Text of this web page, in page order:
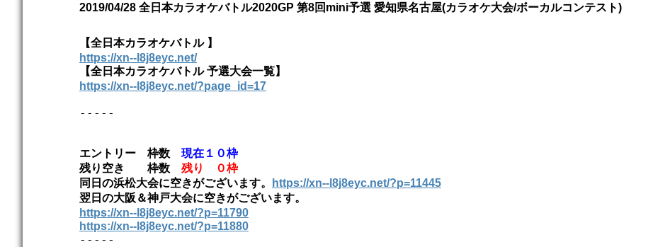
2019/04/28 全日本カラオケバトル2020GP 第8回mini予選 愛知県名古屋(カラオケ大会/ボーカルコンテスト)
【全日本カラオケバトル 】
https://xn--l8j8eyc.net/
【全日本カラオケバトル 予選大会一覧】
https://xn--l8j8eyc.net/?page_id=17
エントリー　枠数 現在１０枠
残り空き　　枠数 残り　０枠
同日の浜松大会に空きがございます。
https://xn--l8j8eyc.net/?p=11445
https://xn--l8j8eyc.net/?p=11790
https://xn--l8j8eyc.net/?p=11880
-----